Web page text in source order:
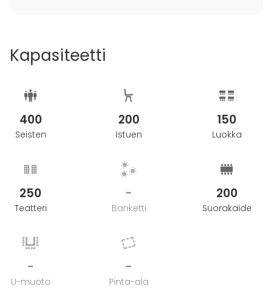
Kapasiteetti
400
Seisten
200
Istuen
150
Luokka
250
Teatteri
-
Banketti
200
Suorakaide
-
U-muoto
-
Pinta-ala